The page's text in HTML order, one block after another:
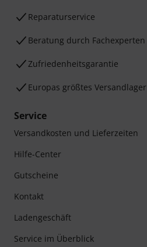
Reparaturservice
Beratung durch Fachexperten
Zufriedenheitsgarantie
Europas größtes Versandlager
Service
Versandkosten und Lieferzeiten
Hilfe-Center
Gutscheine
Kontakt
Ladengeschäft
Service im Überblick